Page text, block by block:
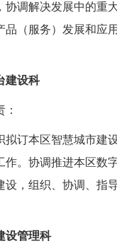
协调解决发展中的重
品（服务）发展和应用
建设科
拟订本区智慧城市建
作。协调推进本区数
设，组织、协调、指
设管理科